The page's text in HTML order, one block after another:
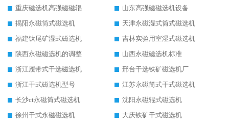
重庆磁选机高强磁磁辊
山东高强磁磁选机设备
揭阳永磁筒式磁选机
天津永磁湿式筒式磁选机
福建钛尾矿湿式磁选机
吉林实验用室湿式磁选机
陕西永磁磁选机的调整
山西永磁磁选机标准
浙江履带式干选磁选机
邢台干选铁矿磁选机厂
浙江干式磁选机型号
江苏永磁筒式干式磁选机
长沙ct永磁筒式磁选机
沈阳永磁辊式磁选机
徐州干式永磁磁选机
大庆铁矿干式磁选机